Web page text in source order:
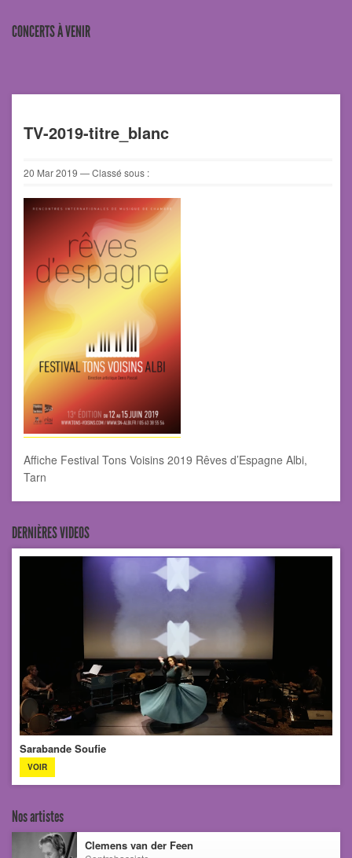
CONCERTS À VENIR
TV-2019-titre_blanc
20 Mar2019 — Classé sous :
Affiche Festival Tons Voisins 2019 Rêves d’Espagne Albi,
Tarn
DERNIÈRES VIDEOS
Sarabande Soufie
VOIR
Nos artistes
Clemens van der Feen